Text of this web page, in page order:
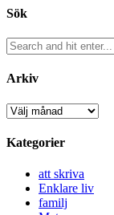
Sök
Arkiv
Arkiv
Kategorier
att skriva
Enklare liv
familj